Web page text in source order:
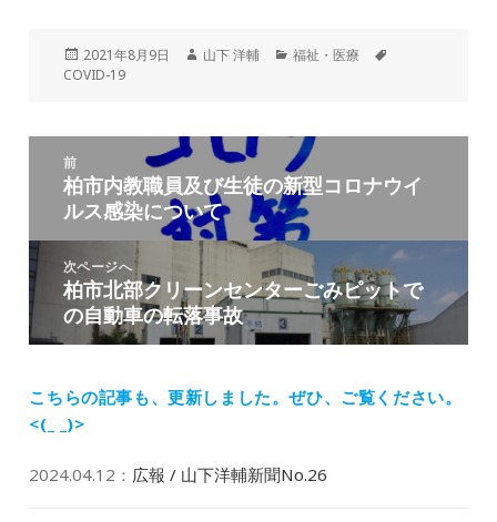
投
稿
2021年8月9日
作
山下 洋輔
カ
ー
福祉・医療
COVID-19
ゲ
ー
シ
ョ
前
前
の
投
稿:
柏市内教職員及び生徒の新型コロナウイ
ルス感染について
次ページへ
次
の
投
柏市北部クリーンセンターごみピットで
の自動車の転落事故
こちらの記事も、更新しました。ぜひ、ご覧ください。
<(_ _)>
2024.04.12 ： 広報 / 山下洋輔新聞No.26